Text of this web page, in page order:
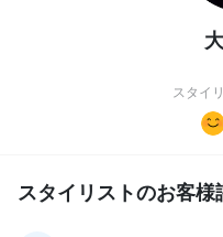
スタイ
スタイリストのお客様